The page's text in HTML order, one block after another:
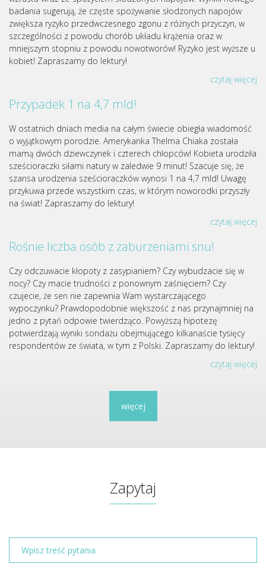
badania sugerują, że częste spożywanie słodzonych napojów
zwiększa ryzyko przedwczesnego zgonu z różnych przyczyn, w
szczególności z powodu chorób układu krążenia oraz w
mniejszym stopniu z powodu nowotworów! Ryzyko jest wyższe u
kobiet! Zapraszamy do lektury!
czytaj więcej
Przypadek 1 na 4,7 mld!
W ostatnich dniach media na całym świecie obiegła wiadomość
o wyjątkowym porodzie. Amerykanka Thelma Chiaka została
mamą dwóch dziewczynek i czterech chłopców! Kobieta urodziła
sześcioraczki siłami natury w zaledwie 9 minut! Szacuje się, że
szansa urodzenia sześcioraczków wynosi 1 na 4,7 mld! Uwagę
przykuwa przede wszystkim czas, w którym noworodki przyszły
na świat! Zapraszamy do lektury!
czytaj więcej
Rośnie liczba osób z zaburzeniami snu!
Czy odczuwacie kłopoty z zasypianiem? Czy wybudzacie się w
nocy? Czy macie trudności z ponownym zaśnięciem? Czy
czujecie, że sen nie zapewnia Wam wystarczającego
wypoczynku? Prawdopodobnie większość z nas przynajmniej na
jedno z pytań odpowie twierdząco. Powyższą hipotezę
potwierdzają wyniki sondażu obejmującego kilkanaście tysięcy
respondentów ze świata, w tym z Polski. Zapraszamy do lektury!
czytaj więcej
więcej
Zapytaj